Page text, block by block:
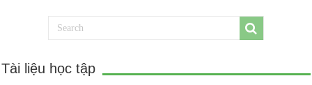
Tài liệu học tập